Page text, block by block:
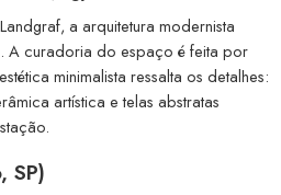
a arquitetura modernista
A curadoria do espaço é feita por
minimalista ressalta os detalhes:
artística e telas abstratas
SP)